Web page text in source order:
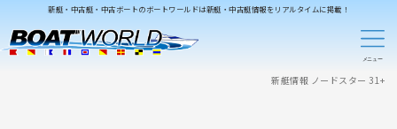
新艇・中古艇・中古ボートのボートワールドは新艇・中古艇情報をリアルタイムに掲載！
新艇情報 ノードスター 31+